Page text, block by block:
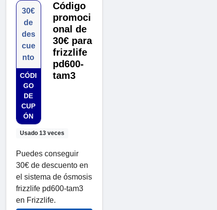
30€
de
des
cue
nto
CÓDI
GO
DE
CUP
ÓN
Usado 13 veces
Código
promoci
onal de
30€ para
frizzlife
pd600-
tam3
Puedes conseguir
30€ de descuento en
el sistema de ósmosis
frizzlife pd600-tam3
en Frizzlife.